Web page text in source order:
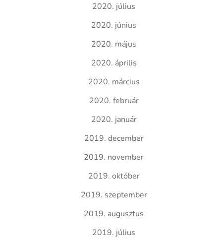
2020. július
2020. június
2020. május
2020. április
2020. március
2020. február
2020. január
2019. december
2019. november
2019. október
2019. szeptember
2019. augusztus
2019. július